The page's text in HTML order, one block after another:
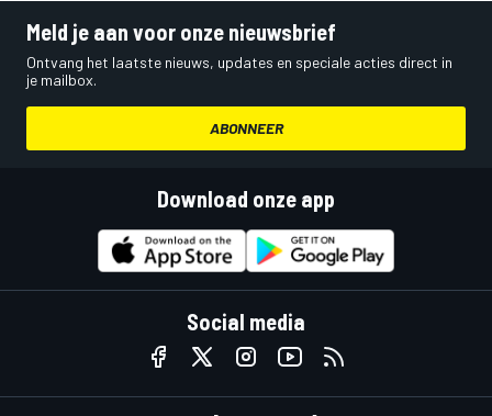
Meld je aan voor onze nieuwsbrief
Ontvang het laatste nieuws, updates en speciale acties direct in
je mailbox.
ABONNEER
Download onze app
Social media